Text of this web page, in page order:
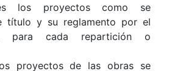
los proyectos como se
título y su reglamento por el
para cada repartición o
proyectos de las obras se